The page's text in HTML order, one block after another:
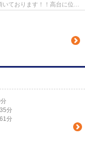
ております！！高台に位置
分
分